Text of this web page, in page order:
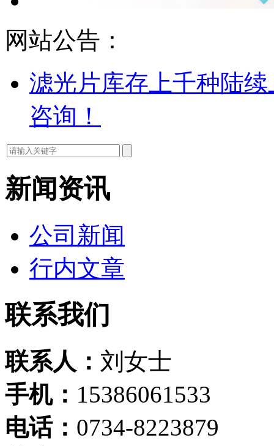
网站公告：
滤光片库存上千种陆
咨询！
新闻资讯
公司新闻
行内文章
联系我们
联系人： 刘女士
手机： 15386061533
电话： 0734-8223879